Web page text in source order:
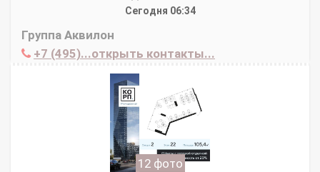
Сегодня 06:34
Группа Аквилон
+7 (495)...открыть контакты...
12 фото